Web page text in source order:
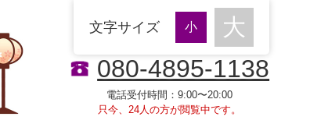
080-4895-1138
電話受付時間：9:00〜20:00
只今、24人の方が閲覧中です。
文字サイズ